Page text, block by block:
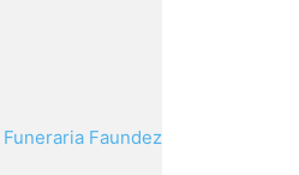
Funeraria Faundez